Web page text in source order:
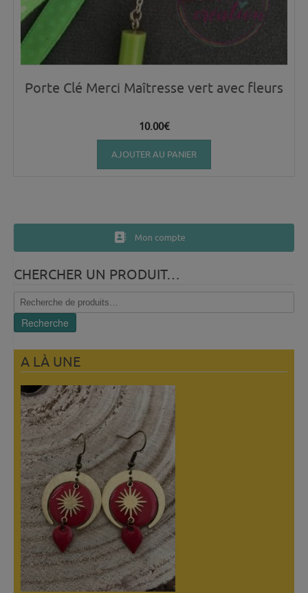
Porte Clé Merci Maîtresse vert avec fleurs
10.00€
AJOUTER AU PANIER
Mon compte
CHERCHER UN PRODUIT…
Recherche
pour :
Recherche
A LÀ UNE